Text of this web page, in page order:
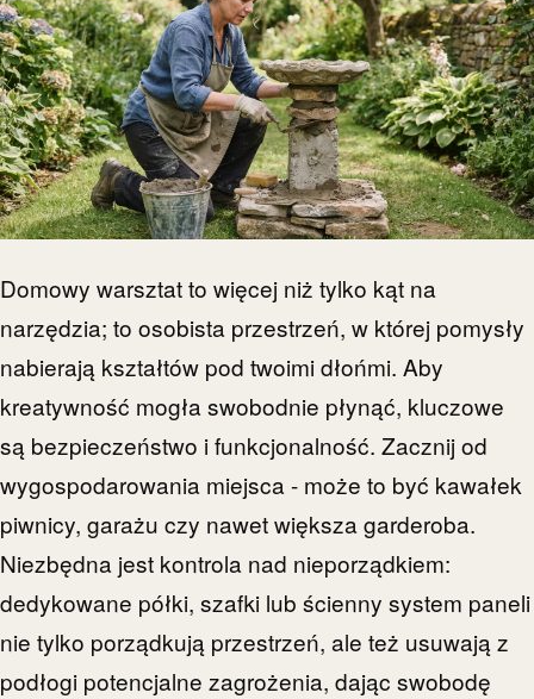
Domowy warsztat to więcej niż tylko kąt na
narzędzia; to osobista przestrzeń, w której pomysły
nabierają kształtów pod twoimi dłońmi. Aby
kreatywność mogła swobodnie płynąć, kluczowe
są bezpieczeństwo i funkcjonalność. Zacznij od
wygospodarowania miejsca - może to być kawałek
piwnicy, garażu czy nawet większa garderoba.
Niezbędna jest kontrola nad nieporządkiem:
dedykowane półki, szafki lub ścienny system paneli
nie tylko porządkują przestrzeń, ale też usuwają z
podłogi potencjalne zagrożenia, dając swobodę